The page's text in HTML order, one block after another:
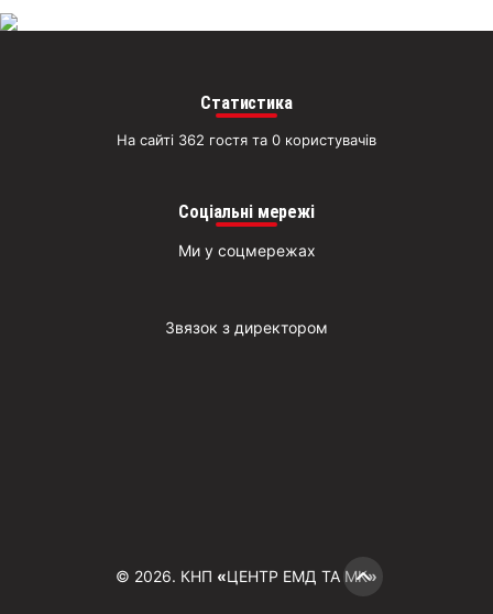
Статистика
На сайті 362 гостя та 0 користувачів
Соціальні мережі
Ми у соцмережах
Звязок з директором
© 2026. КНП «ЦЕНТР ЕМД ТА МК»